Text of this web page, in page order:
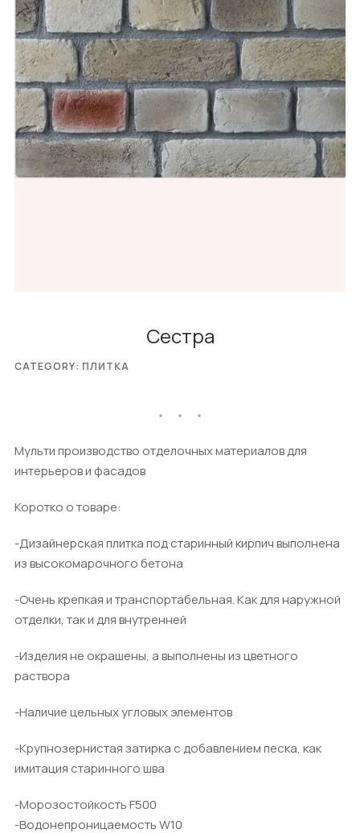
Сестра
Мульти производство отделочных материалов для
интерьеров и фасадов
Коротко о товаре:
-Дизайнерская плитка под старинный кирпич выполнена
из высокомарочного бетона
-Очень крепкая и транспортабельная. Как для наружной
отделки, так и для внутренней
-Изделия не окрашены, а выполнены из цветного
раствора
-Наличие цельных угловых элементов
-Крупнозернистая затирка с добавлением песка, как
имитация старинного шва
-Морозостойкость F500
-Водонепроницаемость W10
CATEGORY: ПЛИТКА